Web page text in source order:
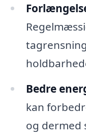
Bedre
kan
og dermed